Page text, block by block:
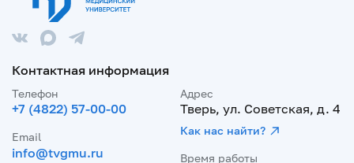
Контактная информация
Телефон
+7 (4822) 57-00-00
Email
info@tvgmu.ru
Адрес
Тверь, ул. Советская, д. 4
Как нас найти?
Время работы